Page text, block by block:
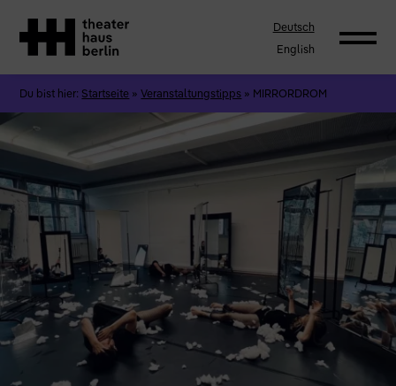
Deutsch
English
Du bist hier: Startseite »Veranstaltungstipps » MIRRORDROM